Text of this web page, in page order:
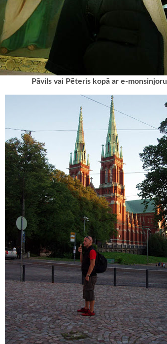
Pāvils vai Pēteris kopā ar e-monsinjoru